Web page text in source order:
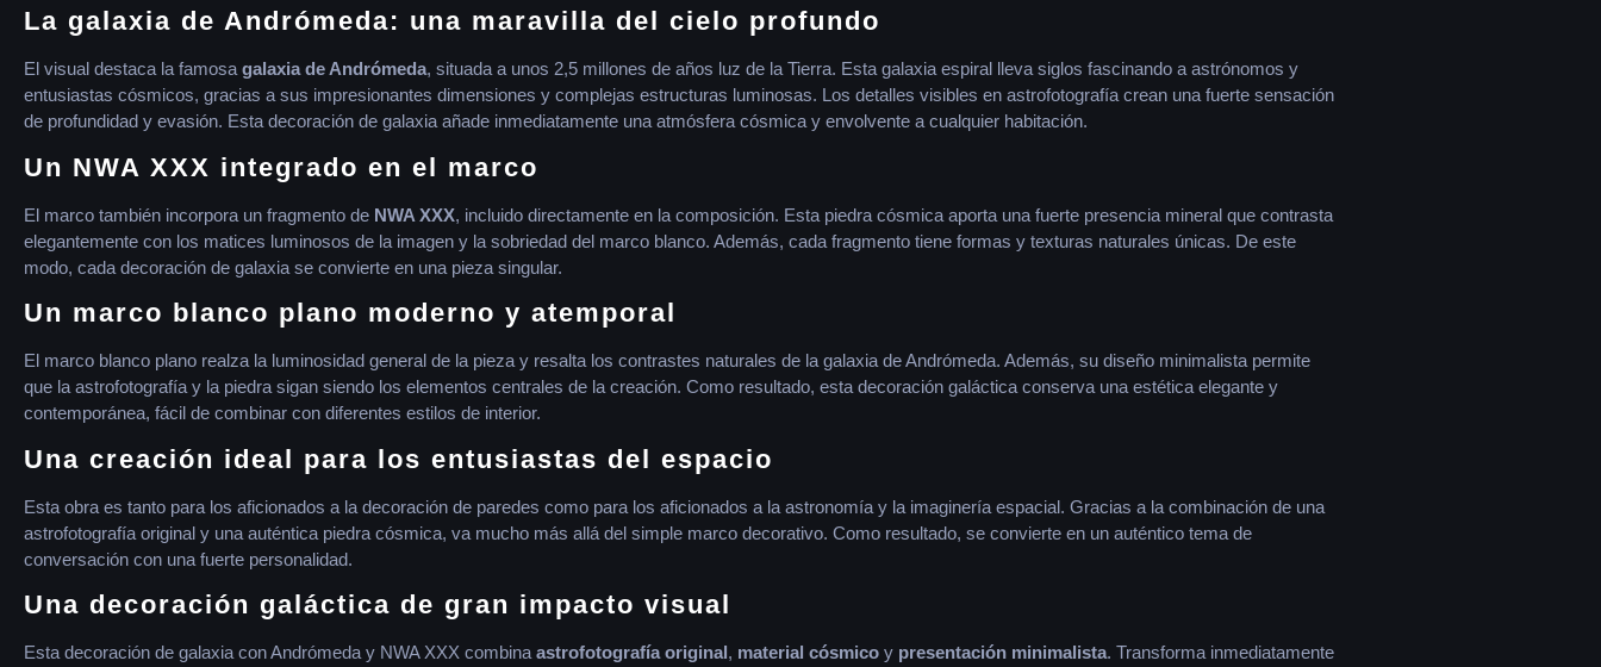
La galaxia de Andrómeda: una maravilla del cielo profundo
El visual destaca la famosagalaxia de Andrómeda, situada a unos 2,5 millones de años luz de la Tierra. Esta galaxia espiral lleva siglos fascinando a astrónomos y
entusiastas cósmicos, gracias a sus impresionantes dimensiones y complejas estructuras luminosas. Los detalles visibles en astrofotografía crean una fuerte sensación
de profundidad y evasión. Esta decoración de galaxia añade inmediatamente una atmósfera cósmica y envolvente a cualquier habitación.
Un NWA XXX integrado en el marco
El marco también incorpora un fragmento de NWA XXX, incluido directamente en la composición. Esta piedra cósmica aporta una fuerte presencia mineral que contrasta
elegantemente con los matices luminosos de la imagen y la sobriedad del marco blanco. Además, cada fragmento tiene formas y texturas naturales únicas. De este
modo, cada decoración de galaxia se convierte en una pieza singular.
Un marco blanco plano moderno y atemporal
El marco blanco plano realza la luminosidad general de la pieza y resalta los contrastes naturales de la galaxia de Andrómeda. Además, su diseño minimalista permite
que la astrofotografía y la piedra sigan siendo los elementos centrales de la creación. Como resultado, esta decoración galáctica conserva una estética elegante y
contemporánea, fácil de combinar con diferentes estilos de interior.
Una creación ideal para los entusiastas del espacio
Esta obra es tanto para los aficionados a la decoración de paredes como para los aficionados a la astronomía y la imaginería espacial. Gracias a la combinación de una
astrofotografía original y una auténtica piedra cósmica, va mucho más allá del simple marco decorativo. Como resultado, se convierte en un auténtico tema de
conversación con una fuerte personalidad.
Una decoración galáctica de gran impacto visual
Esta decoración de galaxia con Andrómeda y NWA XXX combina astrofotografía original, material cósmico y presentación minimalista. Transforma inmediatamente